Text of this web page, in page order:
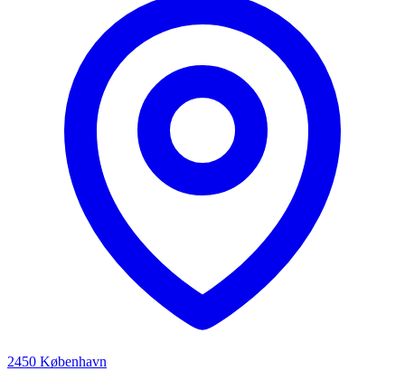
2450 København